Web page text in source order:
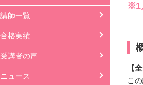
講師一覧
合格実績
受講者の声
ニュース
※1
【
こ